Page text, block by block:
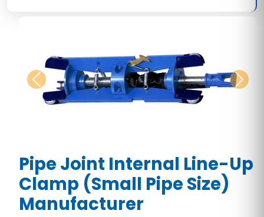
Pipe Joint Internal Line-Up
Clamp (Small Pipe Size)
Manufacturer